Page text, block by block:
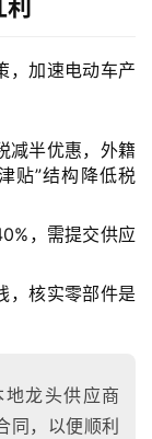
，加速电动车产
减半优惠，外籍
贴”结构降低税
，需提交供应
，核实零部件是
地龙头供应商
同，以便顺利